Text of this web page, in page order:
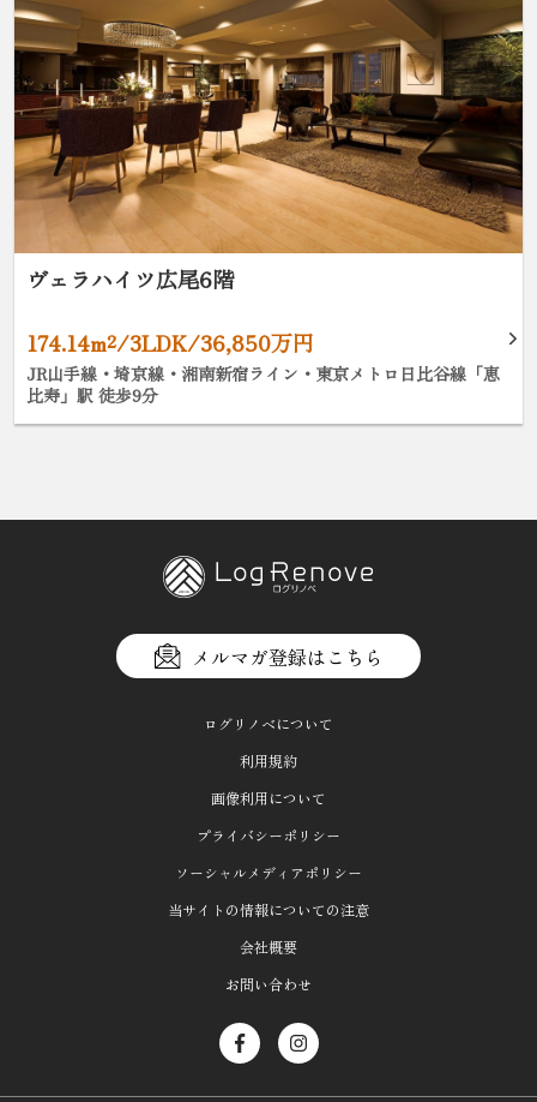
ヴェラハイツ広尾6階
174.14m²/3LDK/36,850万円
JR山手線・埼京線・湘南新宿ライン・東京メトロ日比谷線「恵
比寿」駅 徒歩9分
メルマガ登録はこちら
ログリノベについて
利用規約
画像利用について
プライバシーポリシー
ソーシャルメディアポリシー
当サイトの情報についての注意
会社概要
お問い合わせ